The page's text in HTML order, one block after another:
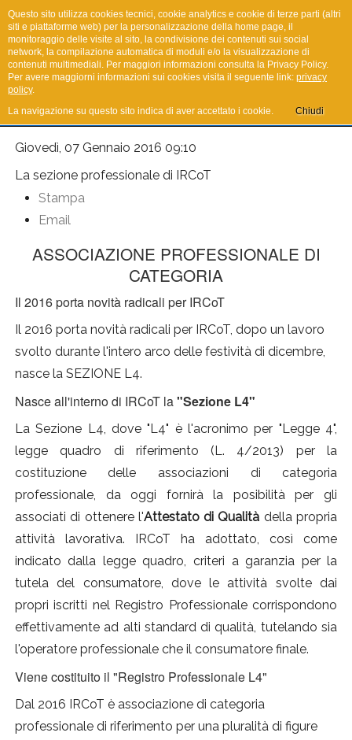
I.R.Co.T.
Giovedì, 07 Gennaio 2016 09:10
La sezione professionale di IRCoT
Stampa
Email
ASSOCIAZIONE PROFESSIONALE DI
CATEGORIA
Il 2016 porta novità radicali per IRCoT
Il 2016 porta novità radicali per IRCoT, dopo un lavoro
svolto durante l'intero arco delle festività di dicembre,
nasce la SEZIONE L4.
Nasce all'interno di IRCoT la"Sezione L4"
La Sezione L4, dove "L4" è l'acronimo per "Legge 4",
legge quadro di riferimento (L. 4/2013) per la
costituzione delle associazioni di categoria
professionale, da oggi fornirà la posibilità per gli
associati di ottenere l'Attestato di Qualità della propria
attività lavorativa. IRCoT ha adottato, così come
indicato dalla legge quadro, criteri a garanzia per la
tutela del consumatore, dove le attività svolte dai
propri iscritti nel Registro Professionale corrispondono
effettivamente ad alti standard di qualità, tutelando sia
l'operatore professionale che il consumatore finale.
Viene costituito il "Registro Professionale L4"
Dal 2016 IRCoT è associazione di categoria
professionale di riferimento per una pluralità di figure
Questo sito utilizza cookies tecnici, cookie analytics e cookie di terze parti (altri
siti e piattaforme web) per la personalizzazione della home page, il
monitoraggio delle visite al sito, la condivisione dei contenuti sui social
network, la compilazione automatica di moduli e/o la visualizzazione di
contenuti multimediali. Per maggiori informazioni consulta la Privacy Policy.
Per avere maggiorni informazioni sui cookies visita il seguente link: privacy
policy.
La navigazione su questo sito indica di aver accettato i cookie.
Chiudi